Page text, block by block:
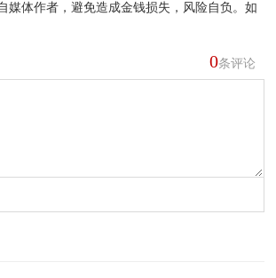
媒体作者，避免造成金钱损失，风险自负。如
0条评论